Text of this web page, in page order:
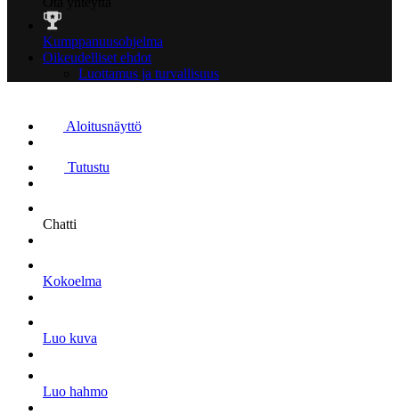
Kumppanuusohjelma
Oikeudelliset ehdot
Luottamus ja turvallisuus
Aloitusnäyttö
Tutustu
Chatti
Kokoelma
Luo kuva
Luo hahmo